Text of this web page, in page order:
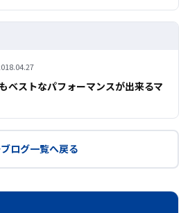
ベストなパフォーマンスが出来るマ
ブログ一覧へ戻る